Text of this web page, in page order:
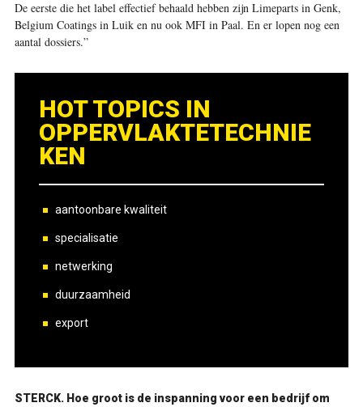
De eerste die het label effectief behaald hebben zijn Limeparts in Genk,
Belgium Coatings in Luik en nu ook MFI in Paal. En er lopen nog een
aantal dossiers.”
HOT TOPICS IN
OPPERVLAKTETECHNIE
KEN
aantoonbare kwaliteit
specialisatie
netwerking
duurzaamheid
export
STERCK. Hoe groot is de inspanning voor een bedrijf om